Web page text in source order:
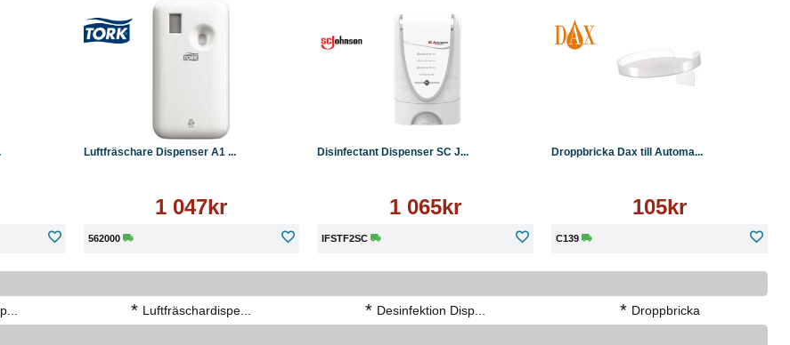
Luftfräschare Dispenser A1 ...
1 047kr
562000
Disinfectant Dispenser SC J...
1 065kr
IFSTF2SC
Droppbricka Dax till Automa...
105kr
C139
* Luftfräschardispe... * Desinfektion Disp... * Droppbricka